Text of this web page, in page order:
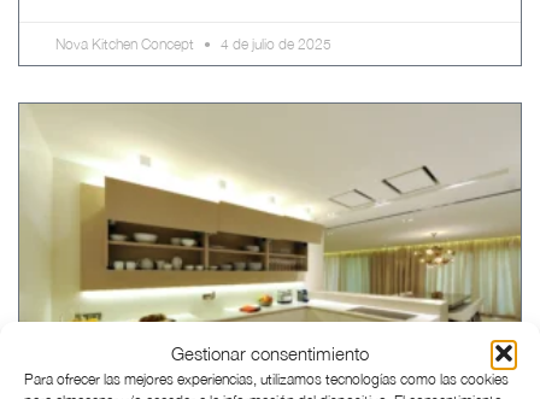
Gestionar consentimiento
Para ofrecer las mejores experiencias, utilizamos tecnologías como las cookies
Nova Kitchen Concept 4 de julio de 2025